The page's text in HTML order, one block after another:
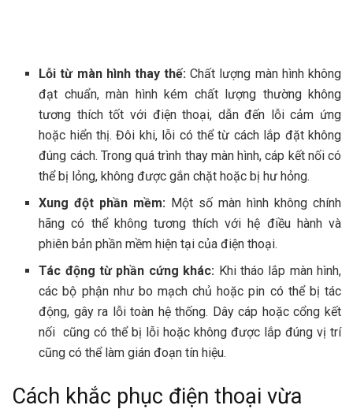
Lỗi từ màn hình thay thế:Chất lượng màn hình không
đạt chuẩn, màn hình kém chất lượng thường không
tương thích tốt với điện thoại, dẫn đến lỗi cảm ứng
hoặc hiển thị. Đôi khi, lỗi có thể từ cách lắp đặt không
đúng cách. Trong quá trình thay màn hình, cáp kết nối có
thể bị lỏng, không được gắn chặt hoặc bị hư hỏng.
Xung đột phần mềm: Một số màn hình không chính
hãng có thể không tương thích với hệ điều hành và
phiên bản phần mềm hiện tại của điện thoại.
Tác động từ phần cứng khác: Khi tháo lắp màn hình,
các bộ phận như bo mạch chủ hoặc pin có thể bị tác
động, gây ra lỗi toàn hệ thống. Dây cáp hoặc cổng kết
nối cũng có thể bị lỗi hoặc không được lắp đúng vị trí
cũng có thể làm gián đoạn tín hiệu.
Cách khắc phục điện thoại vừa